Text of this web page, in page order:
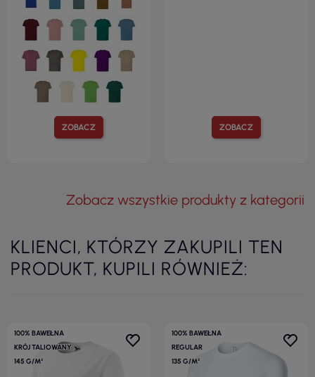
ZOBACZ ZOBACZ
Zobacz wszystkie produkty z kategorii
KLIENCI, KTÓRZY ZAKUPILI TEN
PRODUKT, KUPILI RÓWNIEŻ:
100% BAWEŁNA
KRÓJ TALIOWANY
145 G/M²
100% BAWEŁNA
REGULAR
135 G/M²